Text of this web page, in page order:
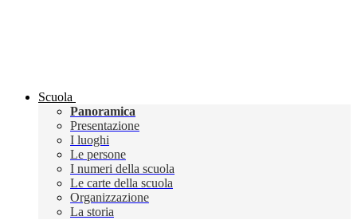
Scuola
Panoramica
Presentazione
I luoghi
Le persone
I numeri della scuola
Le carte della scuola
Organizzazione
La storia